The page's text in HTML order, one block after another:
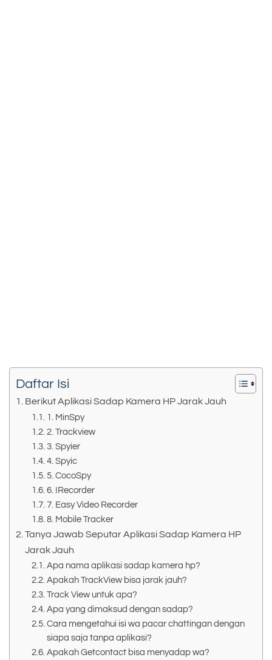
Daftar Isi
Berikut Aplikasi Sadap Kamera HP Jarak Jauh
1. MinSpy
2. Trackview
3. Spyier
4. Spyic
5. CocoSpy
6. IRecorder
7. Easy Video Recorder
8. Mobile Tracker
Tanya Jawab Seputar Aplikasi Sadap Kamera HP
Jarak Jauh
Apa nama aplikasi sadap kamera hp?
Apakah TrackView bisa jarak jauh?
Track View untuk apa?
Apa yang dimaksud dengan sadap?
Cara mengetahui isi wa pacar chattingan dengan
siapa saja tanpa aplikasi?
Apakah Getcontact bisa menyadap wa?